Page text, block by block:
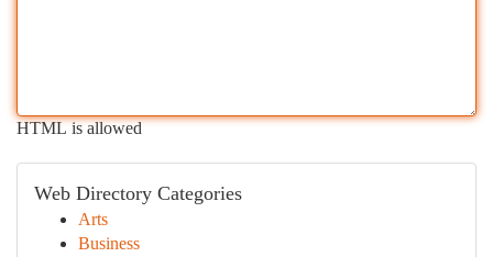
HTML is allowed
Web Directory Categories
Arts
Business